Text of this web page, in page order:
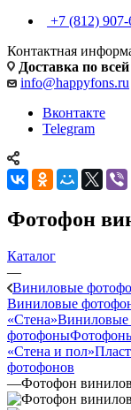
+7 (812) 907-
Контактная
Доставка по
info@happyfons.ru
Вконтакте
Telegram
Фотофон
Каталог
—
Виниловые
Виниловые
«Стена»
фотофоны
«Стена и пол»
фотофонов
—Фотофон